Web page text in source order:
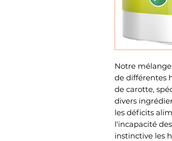
Notre
de différentes
de carotte,
divers
les déficits
l'incapacité
instinctive les